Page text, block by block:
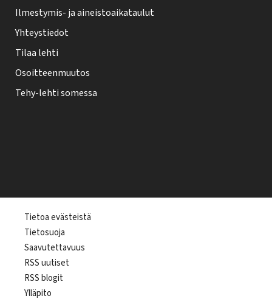
Ilmestymis- ja aineistoaikataulut
Yhteystiedot
Tilaa lehti
Osoitteenmuutos
Tehy-lehti somessa
Tietoa evästeistä
Tietosuoja
Saavutettavuus
RSS uutiset
RSS blogit
Ylläpito